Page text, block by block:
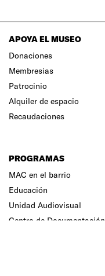
APOYA EL MUSEO
Donaciones
Membresias
Patrocinio
Alquiler de espacio
Recaudaciones
PROGRAMAS
MAC en el barrio
Educación
Unidad Audiovisual
Centro de Documentación